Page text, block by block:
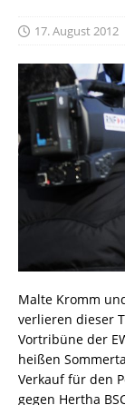
17. August 2012
Malte Kromm
verlieren dieser
Vortribüne der
heißen
Verkauf für den
gegen Hertha